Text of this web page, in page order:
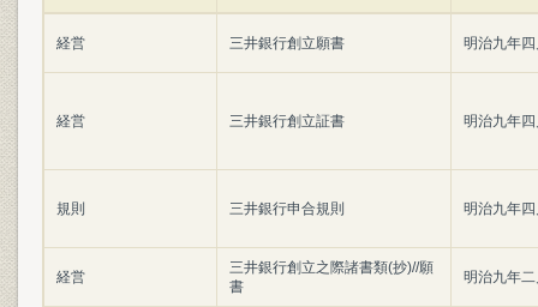
経営 三井銀行創立願書 明治九年
経営 三井銀行創立証書 明治九年
規則 三井銀行申合規則 明治九年
経営
三井銀行創立之際諸書類(抄)//願
書
明治九年